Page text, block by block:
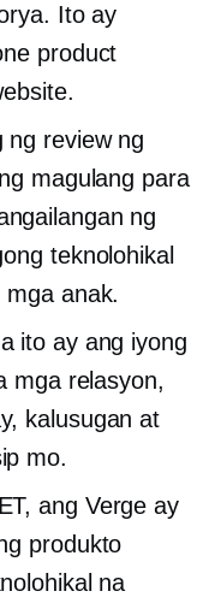
Ito ay
product
ng review ng
magulang para
ng
teknolohikal
anak.
ito ay ang iyong
mga relasyon,
kalusugan at
mo.
ang Verge ay
produkto
na